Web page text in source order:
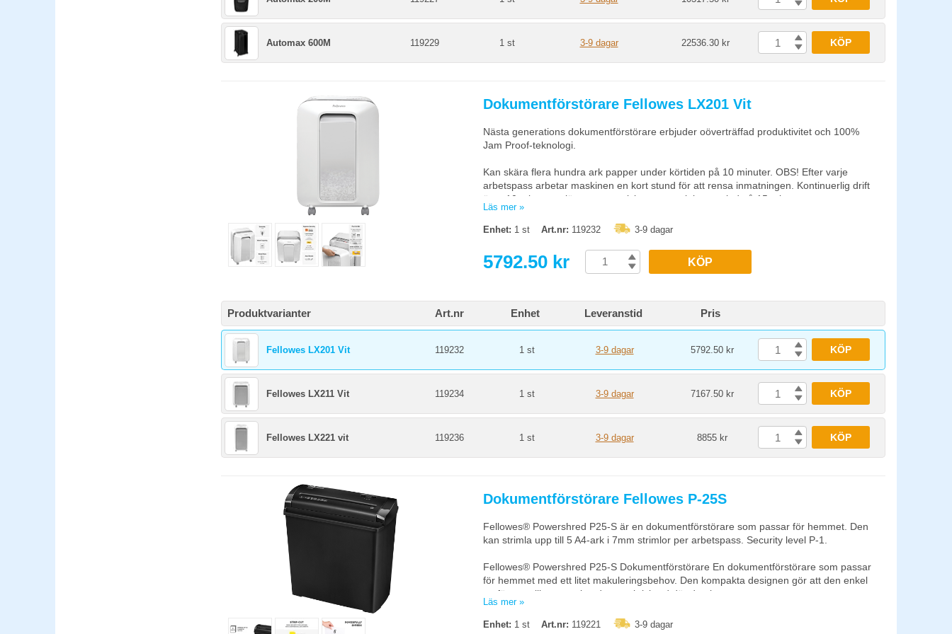
Automax 600M 119229 1 st 3-9 dagar 22536.30 kr KÖP
Dokumentförstörare Fellowes LX201 Vit
Nästa generations dokumentförstörare erbjuder oöverträffad produktivitet och 100%
Jam Proof-teknologi.
Kan skära flera hundra ark papper under körtiden på 10 minuter. OBS! Efter varje
arbetspass arbetar maskinen en kort stund för att rensa inmatningen. Kontinuerlig drift
över 10 minuter utlöser automatiskt en avsvalningsperiod på 15 minuter.
Förstör: Papper, plast kreditkort, häftklamrar och större gem.
Förstör inte: Självhäftande etiketter, sammanhängande blanketter, overhead-blad,
dagstidningar, kartong, CD/DVD, ark i laminat, mappar, röntgenbilder eller annat
genom att indikera när papperskorgen & kapaciteten närmar sig gränsen eller om
körtiden är nära att nås. Safesense®-tekniken ger större sinnesfrid i hemmiljöer och
viloläge stänger automatiskt av maskiner efter en tids inaktivitet. Micro-cut säkerhet
strimlar varje ark A4-papper i över 2000 partiklar (2x12mm P-5). Arkkapacitet på 12 ark.
22 liters utdragbar papperskorg.
Mått (HxBxD):
52.71 x 25.40 x 35.56 (cm)
Vikt:8,98kg
Läs mer »
Enhet: 1 st Art.nr: 119232 3-9 dagar
5792.50 kr KÖP
Produktvarianter Art.nr Enhet Leveranstid Pris
Fellowes LX201 Vit 119232 1 st 3-9 dagar 5792.50 kr KÖP
Fellowes LX211 Vit 119234 1 st 3-9 dagar 7167.50 kr KÖP
Fellowes LX221 vit 119236 1 st 3-9 dagar 8855 kr KÖP
Dokumentförstörare Fellowes P-25S
Fellowes® Powershred P25-S är en dokumentförstörare som passar för hemmet. Den
kan strimla upp till 5 A4-ark i 7mm strimlor per arbetspass. Security level P-1.
Fellowes® Powershred P25-S Dokumentförstörare En dokumentförstörare som passar
för hemmet med ett litet makuleringsbehov. Den kompakta designen gör att den enkel
att förvara till exempel under ett skrivbord där den inte syns.
Den kan strimla upp till 5 A4-ark per arbetspass. Lägsta säkerhetsnivå P-1 (7mm
Läs mer »
Enhet: 1 st Art.nr: 119221 3-9 dagar